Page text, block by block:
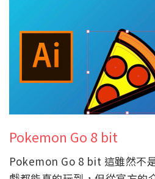
Pokemon Go 8 bit
Pokemon Go 8 bit 這雖然不